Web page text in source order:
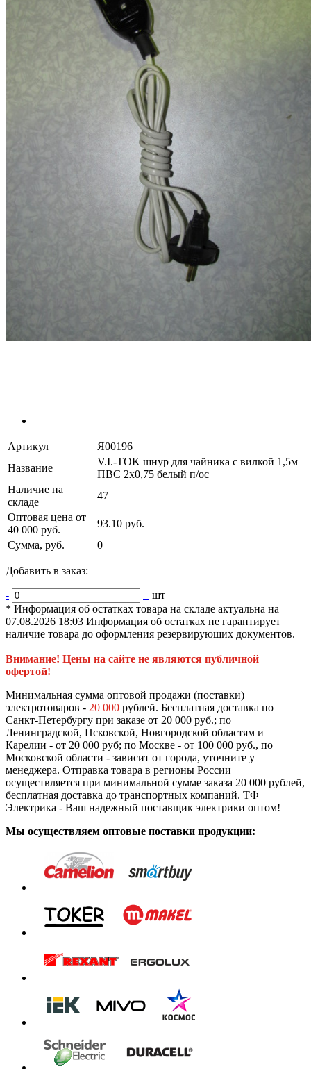
Артикул
Я00196
Название
V.I.-TOK шнур для чайника с вилкой 1,5м
ПВС 2х0,75 белый п/ос
Наличие на
складе
47
Оптовая цена от
40 000 руб.
93.10 руб.
Сумма, руб.
0
Добавить в заказ:
- + шт
* Информация об остатках товара на складе актуальна на
07.08.2026 18:03 Информация об остатках не гарантирует
наличие товара до оформления резервирующих документов.
Внимание! Цены на сайте не являются публичной
офертой!
Минимальная сумма оптовой продажи (поставки)
электротоваров - 20 000 рублей. Бесплатная доставка по
Санкт-Петербургу при заказе от 20 000 руб.; по
Ленинградской, Псковской, Новгородской областям и
Карелии - от 20 000 руб; по Москве - от 100 000 руб., по
Московской области - зависит от города, уточните у
менеджера. Отправка товара в регионы России
осуществляется при минимальной сумме заказа 20 000 рублей,
бесплатная доставка до транспортных компаний. ТФ
Электрика - Ваш надежный поставщик электрики оптом!
Мы осуществляем оптовые поставки продукции: